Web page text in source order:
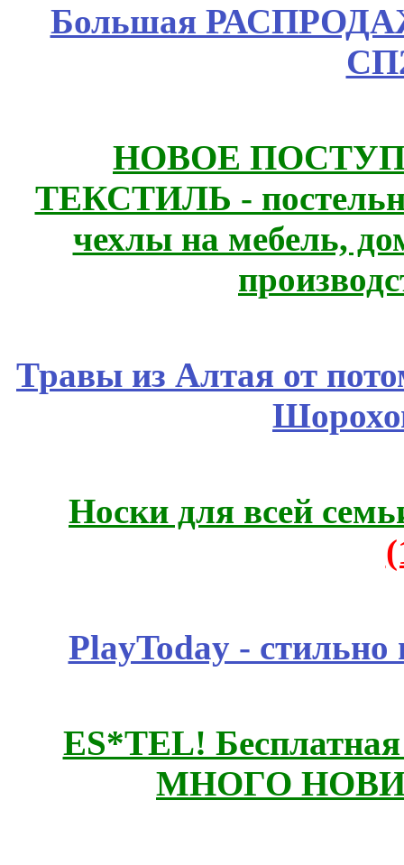
Большая
НОВОЕ
ТЕКСТИЛЬ -
чехлы на мебель,
Травы из Алтая от
Носки для всей
PlayToday -
ES*TEL!
МНОГО